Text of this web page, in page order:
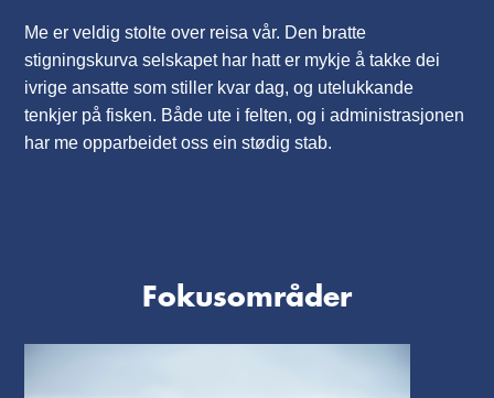
Me er veldig stolte over reisa vår. Den bratte
stigningskurva selskapet har hatt er mykje å takke dei
ivrige ansatte som stiller kvar dag, og utelukkande
tenkjer på fisken. Både ute i felten, og i administrasjonen
har me opparbeidet oss ein stødig stab.
Fokusområder